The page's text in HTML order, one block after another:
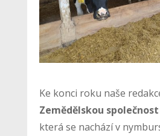
Ke konci roku naše
Zemědělskou společnost
která se nachází v